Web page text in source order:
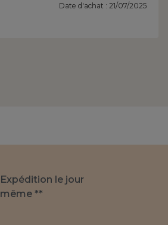
Date d'achat : 21/07/2025
Expédition le jour
même **